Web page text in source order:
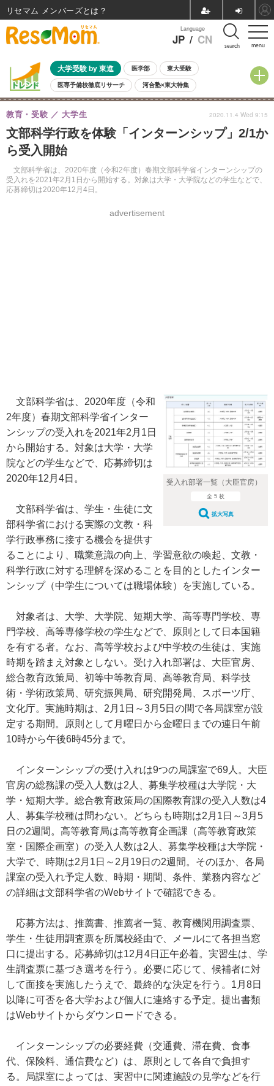
menu
Language
JP / CN search
大学受験 by 東進 医学部 東大受験
医専予備校徹底リサーチ 河合塾×東大特集
親子で考える大学選び 高校受験 中学受験 小学校受験
共通テスト 夏休み
8月開催イベント・WS 全国公立高校 過去問 人気記事
自由研究教材（小学生向け）
文部科学行政を体験「インターンシップ」2/1か
ら受入開始
文部科学省は、2020年度（令和2年度）春期文部科学省インターンシップの
受入れを2021年2月1日から開始する。対象は大学・大学院などの学生などで、
応募締切は2020年12月4日。
教育・受験 大学生
advertisement
2020.11.4 Wed 9:15
受入れ部署一覧（大臣官房）
全 5 枚
拡大写真
文部科学省は、2020年度（令和
2年度）春期文部科学省インター
ンシップの受入れを2021年2月1日
から開始する。対象は大学・大学
院などの学生などで、応募締切は
2020年12月4日。
文部科学省は、学生・生徒に文
部科学省における実際の文教・科
学行政事務に接する機会を提供す
ることにより、職業意識の向上、学習意欲の喚起、文教・
科学行政に対する理解を深めることを目的としたインター
ンシップ（中学生については職場体験）を実施している。
対象者は、大学、大学院、短期大学、高等専門学校、専
門学校、高等専修学校の学生などで、原則として日本国籍
を有する者。なお、高等学校および中学校の生徒は、実施
時期を踏まえ対象としない。受け入れ部署は、大臣官房、
総合教育政策局、初等中等教育局、高等教育局、科学技
術・学術政策局、研究振興局、研究開発局、スポーツ庁、
文化庁。実施時期は、2月1日～3月5日の間で各局課室が設
定する期間。原則として月曜日から金曜日までの連日午前
10時から午後6時45分まで。
インターンシップの受け入れは9つの局課室で69人。大臣
官房の総務課の受入人数は2人、募集学校種は大学院・大
学・短期大学。総合教育政策局の国際教育課の受入人数は4
人、募集学校種は問わない。どちらも時期は2月1日～3月5
日の2週間。高等教育局は高等教育企画課（高等教育政策
室・国際企画室）の受入人数は2人、募集学校種は大学院・
大学で、時期は2月1日～2月19日の2週間。そのほか、各局
課室の受入れ予定人数、時期・期間、条件、業務内容など
の詳細は文部科学省のWebサイトで確認できる。
応募方法は、推薦書、推薦者一覧、教育機関用調査票、
学生・生徒用調査票を所属校経由で、メールにて各担当窓
口に提出する。応募締切は12月4日正午必着。実習生は、学
生調査票に基づき選考を行う。必要に応じて、候補者に対
して面接を実施したうえで、最終的な決定を行う。1月8日
以降に可否を各大学および個人に連絡する予定。提出書類
はWebサイトからダウンロードできる。
インターンシップの必要経費（交通費、滞在費、食事
代、保険料、通信費など）は、原則として各自で負担す
る。局課室によっては、実習中に関連施設の見学などを行
リセマム メンバーズ